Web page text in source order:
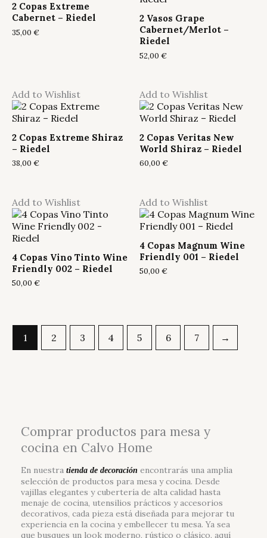
2 Copas Extreme
Cabernet – Riedel
35,00 €
2 Vasos Grape
Cabernet/Merlot –
Riedel
52,00 €
Add to Wishlist
2 Copas Extreme Shiraz
– Riedel
38,00 €
Add to Wishlist
2 Copas Veritas New
World Shiraz – Riedel
60,00 €
Add to Wishlist
4 Copas Vino Tinto Wine
Friendly 002 – Riedel
50,00 €
Add to Wishlist
4 Copas Magnum Wine
Friendly 001 – Riedel
50,00 €
1 2 3 4 5 6 7 →
Comprar productos para mesa y
cocina en Calvo Home
En nuestra tienda de decoración encontrarás una amplia
selección de productos para mesa y cocina. Desde
vajillas elegantes y cubertería de alta calidad hasta
menaje de cocina, utensilios prácticos y accesorios
decorativos, cada pieza está diseñada para mejorar tu
experiencia en la cocina y embellecer tu mesa. Ya sea
que busques un look moderno, rústico o clásico, aquí